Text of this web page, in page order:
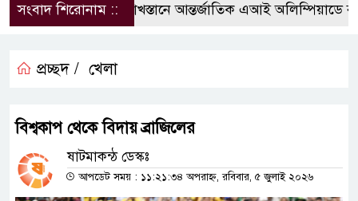
সংবাদ শিরোনাম ::কাজাখস্তানে আন্তর্জাতিক এআই অলিম্পিয়াডে
প্রচ্ছদ / খেলা
বিশ্বকাপ থেকে বিদায় ব্রাজিলের
ষাটমাকন্ঠ ডেস্কঃ
আপডেট সময় : ১১:২১:৩৪ অপরাহ্ন, রবিবার, ৫ জুলাই ২০২৬